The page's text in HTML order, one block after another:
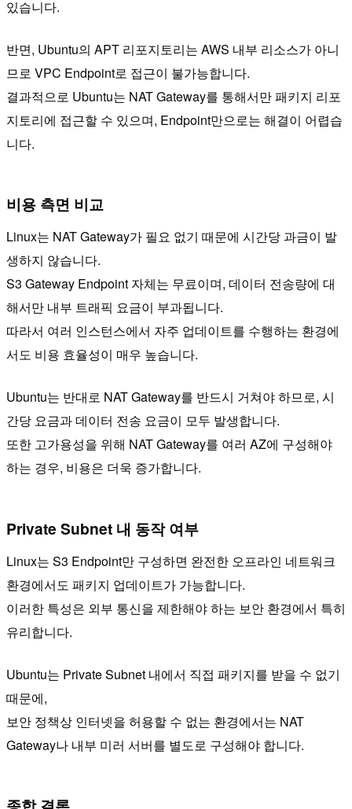
있습니다.
반면, Ubuntu의 APT 리포지토리는 AWS 내부 리소스가 아니
므로 VPC Endpoint로 접근이 불가능합니다.
결과적으로 Ubuntu는 NAT Gateway를 통해서만 패키지 리포
지토리에 접근할 수 있으며, Endpoint만으로는 해결이 어렵습
니다.
비용 측면 비교
Linux는 NAT Gateway가 필요 없기 때문에 시간당 과금이 발
생하지 않습니다.
S3 Gateway Endpoint 자체는 무료이며, 데이터 전송량에 대
해서만 내부 트래픽 요금이 부과됩니다.
따라서 여러 인스턴스에서 자주 업데이트를 수행하는 환경에
서도 비용 효율성이 매우 높습니다.
Ubuntu는 반대로 NAT Gateway를 반드시 거쳐야 하므로, 시
간당 요금과 데이터 전송 요금이 모두 발생합니다.
또한 고가용성을 위해 NAT Gateway를 여러 AZ에 구성해야
하는 경우, 비용은 더욱 증가합니다.
Private Subnet 내 동작 여부
Linux는 S3 Endpoint만 구성하면 완전한 오프라인 네트워크
환경에서도 패키지 업데이트가 가능합니다.
이러한 특성은 외부 통신을 제한해야 하는 보안 환경에서 특히
유리합니다.
Ubuntu는 Private Subnet 내에서 직접 패키지를 받을 수 없기
때문에,
보안 정책상 인터넷을 허용할 수 없는 환경에서는 NAT
Gateway나 내부 미러 서버를 별도로 구성해야 합니다.